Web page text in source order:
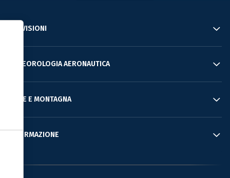
PREVISIONI
METEOROLOGIA AERONAUTICA
MARE E MONTAGNA
INFORMAZIONE